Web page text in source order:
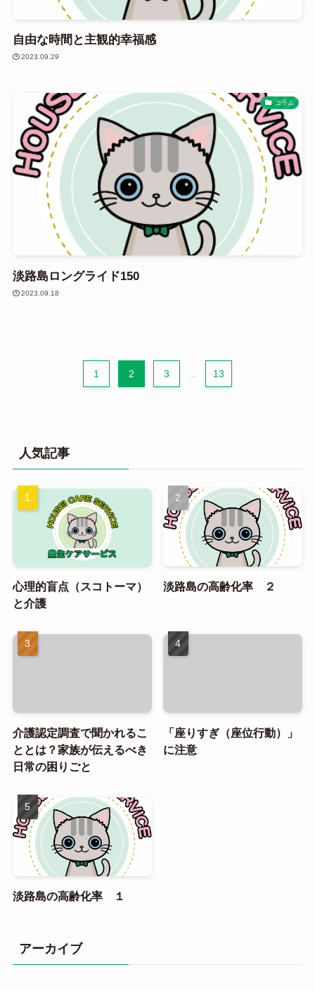
自由な時間と主観的幸福感
2023.09.29
コラム
淡路島ロングライド150
2023.09.18
1 2 3 ... 13
人気記事
心理的盲点（スコトーマ）
と介護
淡路島の高齢化率 ２
介護認定調査で聞かれるこ
ととは？家族が伝えるべき
日常の困りごと
「座りすぎ（座位行動）」
に注意
淡路島の高齢化率 １
アーカイブ